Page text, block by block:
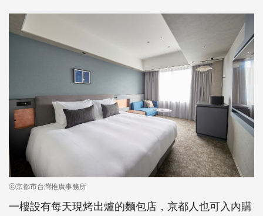
ⓒ京都市台灣推廣事務所
一樓設有每天現烤出爐的麵包店，京都人也可入內購